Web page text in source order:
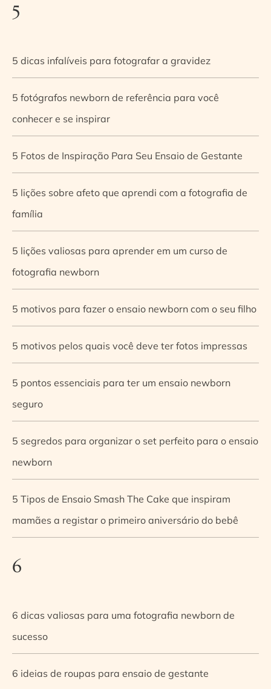
5
5 dicas infalíveis para fotografar a gravidez
5 fotógrafos newborn de referência para você
conhecer e se inspirar
5 Fotos de Inspiração Para Seu Ensaio de Gestante
5 lições sobre afeto que aprendi com a fotografia de
família
5 lições valiosas para aprender em um curso de
fotografia newborn
5 motivos para fazer o ensaio newborn com o seu filho
5 motivos pelos quais você deve ter fotos impressas
5 pontos essenciais para ter um ensaio newborn
seguro
5 segredos para organizar o set perfeito para o ensaio
newborn
5 Tipos de Ensaio Smash The Cake que inspiram
mamães a registar o primeiro aniversário do bebê
6
6 dicas valiosas para uma fotografia newborn de
sucesso
6 ideias de roupas para ensaio de gestante